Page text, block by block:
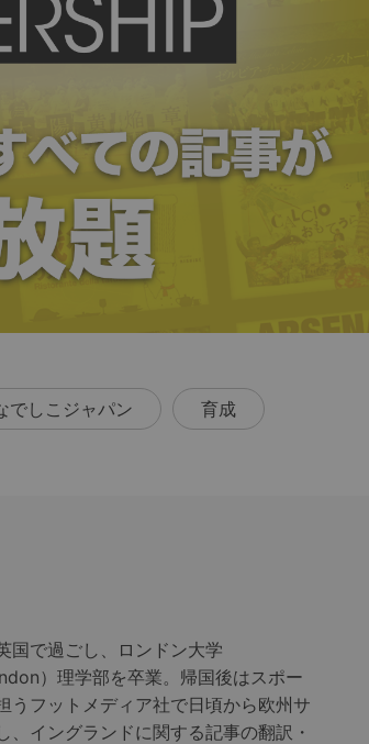
でしこジャパン 育成
国で過ごし、ロンドン大学
）理学部を卒業。帰国後はスポー
うフットメディア社で日頃から欧州サ
、イングランドに関する記事の翻訳・